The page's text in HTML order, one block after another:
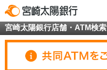
宮崎太陽銀行店舗・ATM検索